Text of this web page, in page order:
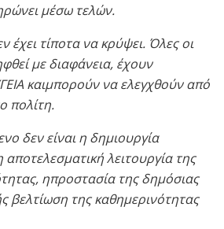
μέσω τελών.
έχει τίποτα να κρύψει. Όλες οι
με διαφάνεια, έχουν
καιμπορούν να ελεγχθούν από
πολίτη.
δεν είναι η δημιουργία
λειτουργία της
ηπροστασία της δημόσιας
βελτίωση της καθημερινότητας